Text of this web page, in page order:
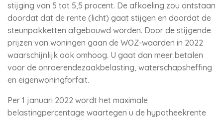
stijging van 5 tot 5,5 procent. De afkoeling zou ontstaan
doordat dat de rente (licht) gaat stijgen en doordat de
steunpakketten afgebouwd worden. Door de stijgende
prijzen van woningen gaan de WOZ-waarden in 2022
waarschijnlijk ook omhoog. U gaat dan meer betalen
voor de onroerendezaakbelasting, waterschapsheffing
en eigenwoningforfait.
Per 1 januari 2022 wordt het maximale
belastingpercentage waartegen u de hypotheekrente